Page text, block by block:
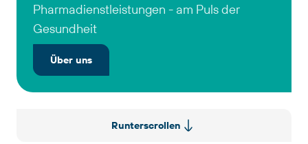
Pharmadienstleistungen - am Puls der
Gesundheit
Über uns
Runterscrollen